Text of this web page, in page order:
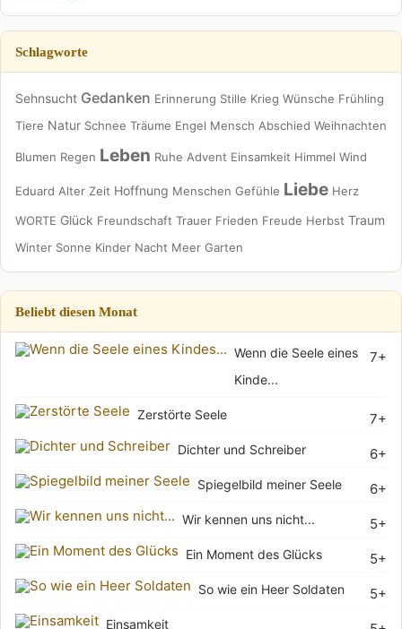
Schlagworte
Sehnsucht Gedanken Erinnerung Stille Krieg Wünsche Frühling
Tiere Natur Schnee Träume Engel Mensch Abschied Weihnachten
Blumen Regen Leben Ruhe Advent Einsamkeit Himmel Wind
Eduard Alter Zeit Hoffnung Menschen Gefühle Liebe Herz
WORTE Glück Freundschaft Trauer Frieden Freude Herbst Traum
Winter Sonne Kinder Nacht Meer Garten
Beliebt diesen Monat
7+
Wenn die Seele eines
Kinde...
7+
Zerstörte Seele
6+
Dichter und Schreiber
6+
Spiegelbild meiner Seele
5+
Wir kennen uns nicht...
5+
Ein Moment des Glücks
5+
So wie ein Heer Soldaten
Einsamkeit